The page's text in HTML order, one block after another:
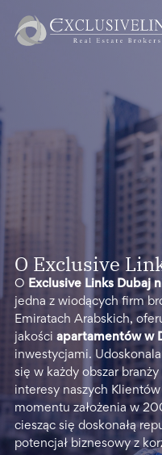
O Exclusive
O Exclusive Links Dubaj
jedna z wiodących firm
Emiratach Arabskich,
jakości apartamentów w
inwestycjami.
się w każdy obszar
interesy naszych
momentu założenia w
ciesząc się doskonałą
potencjał biznesowy z